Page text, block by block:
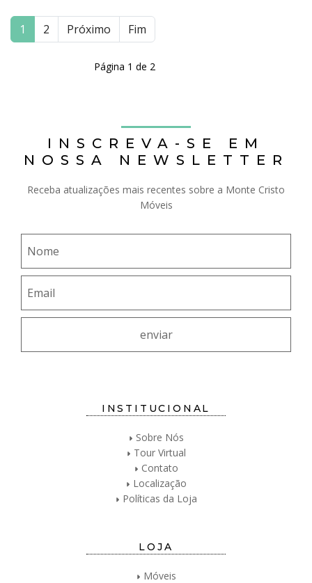
1 2 Próximo Fim
Página 1 de 2
INSCREVA-SE EM
NOSSA NEWSLETTER
Receba atualizações mais recentes sobre a Monte Cristo
Móveis
INSTITUCIONAL
Sobre Nós
Tour Virtual
Contato
Localização
Políticas da Loja
LOJA
Móveis